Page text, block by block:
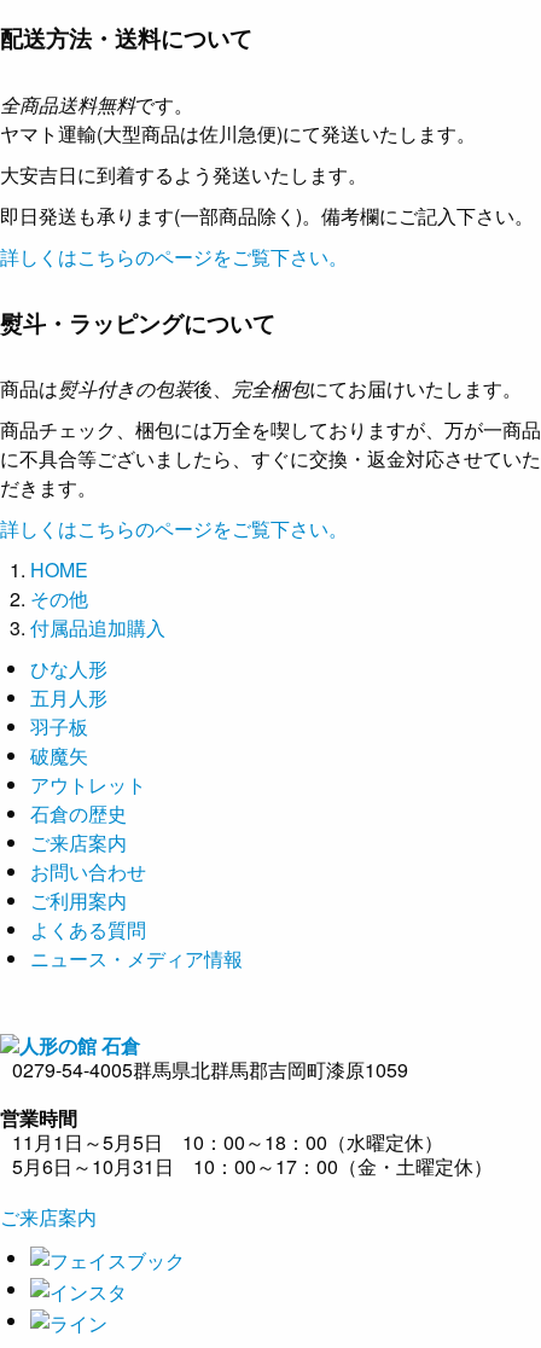
配送方法・送料について
全商品送料無料です。
ヤマト運輸(大型商品は佐川急便)にて発送いたします。
大安吉日に到着するよう発送いたします。
即日発送も承ります(一部商品除く)。備考欄にご記入下さい。
詳しくはこちらのページをご覧下さい。
熨斗・ラッピングについて
商品は熨斗付きの包装後、 完全梱包にてお届けいたします。
商品チェック、梱包には万全を喫しておりますが、万が一商品
に不具合等ございましたら、すぐに交換・返金対応させていた
だきます。
詳しくはこちらのページをご覧下さい。
HOME
その他
付属品追加購入
ひな人形
五月人形
羽子板
破魔矢
アウトレット
石倉の歴史
ご来店案内
お問い合わせ
ご利用案内
よくある質問
ニュース・メディア情報
0279-54-4005群馬県北群馬郡吉岡町漆原1059
営業時間
11月1日～5月5日 10：00～18：00（水曜定休）
5月6日～10月31日 10：00～17：00（金・土曜定休）
ご来店案内